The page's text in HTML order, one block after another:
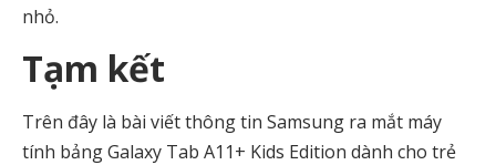
nhỏ.
Tạm kết
Trên đây là bài viết thông tin Samsung ra mắt máy
tính bảng Galaxy Tab A11+ Kids Edition dành cho trẻ